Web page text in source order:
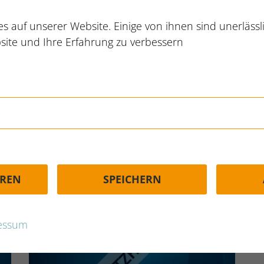
ultricies. Senectus et netus et malesuada.
molestie a iaculis. Donec ac odio tempor orci
auf unserer Website. Einige von ihnen sind
und Ihre Erfahrung zu verbessern
SPEICHERN